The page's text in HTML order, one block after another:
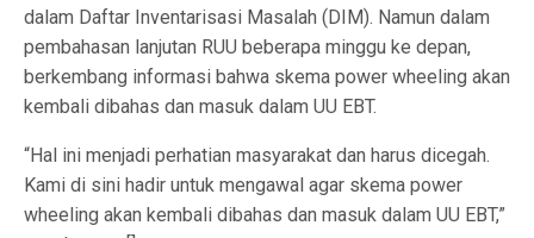
dalam Daftar Inventarisasi Masalah (DIM). Namun dalam
pembahasan lanjutan RUU beberapa minggu ke depan,
berkembang informasi bahwa skema power wheeling akan
kembali dibahas dan masuk dalam UU EBT.
“Hal ini menjadi perhatian masyarakat dan harus dicegah.
Kami di sini hadir untuk mengawal agar skema power
wheeling akan kembali dibahas dan masuk dalam UU EBT,”